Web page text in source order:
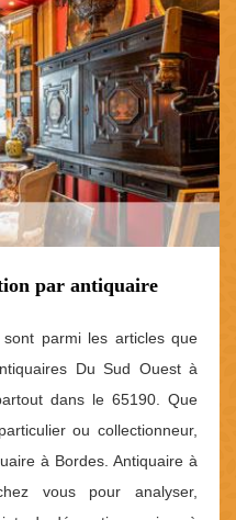
par antiquaire
parmi les articles que
Du Sud Ouest à
dans le 65190. Que
ou collectionneur,
à Bordes. Antiquaire à
vous pour analyser,